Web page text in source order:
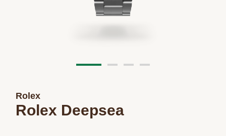
Rolex
Rolex Deepsea